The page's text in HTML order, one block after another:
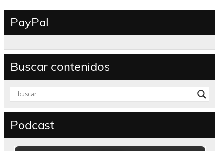
PayPal
Buscar contenidos
Podcast